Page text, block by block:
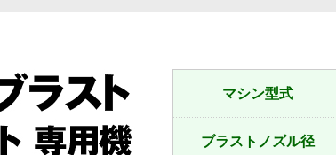
マシン型式
ブラストノズル径